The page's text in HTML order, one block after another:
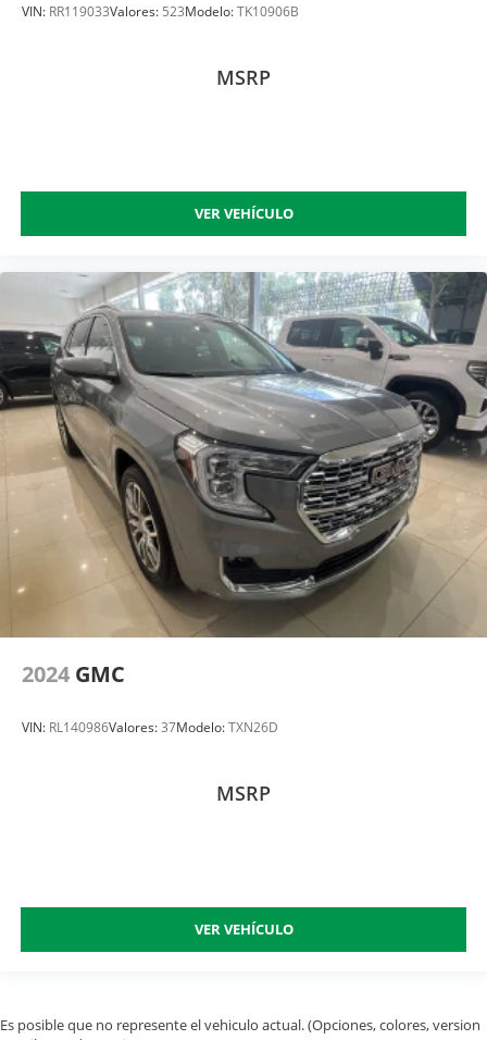
VIN: RR119033Valores: 523Modelo:TK10906B
MSRP
VER VEHÍCULO
2024 GMC
VIN: RL140986Valores:37Modelo:TXN26D
MSRP
VER VEHÍCULO
Es posible que no represente el vehiculo actual. (Opciones, colores, version